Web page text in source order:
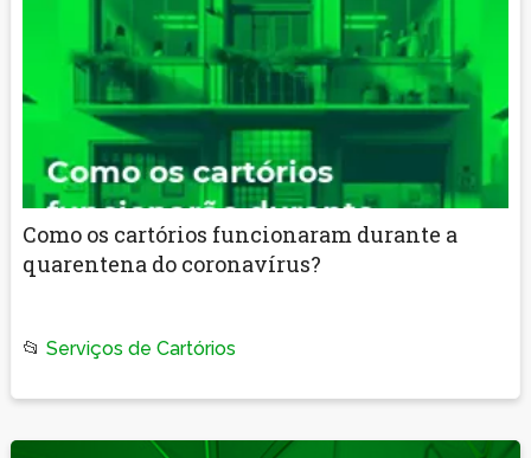
Como os cartórios funcionaram durante a
quarentena do coronavírus?
📂 Serviços de Cartórios